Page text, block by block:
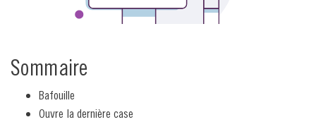
Sommaire
Bafouille
Ouvre la dernière case